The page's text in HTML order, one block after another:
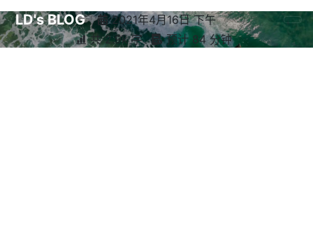
LD's BLOG
2021年4月16日 下午
共 2.9k 字
预计 84 分钟